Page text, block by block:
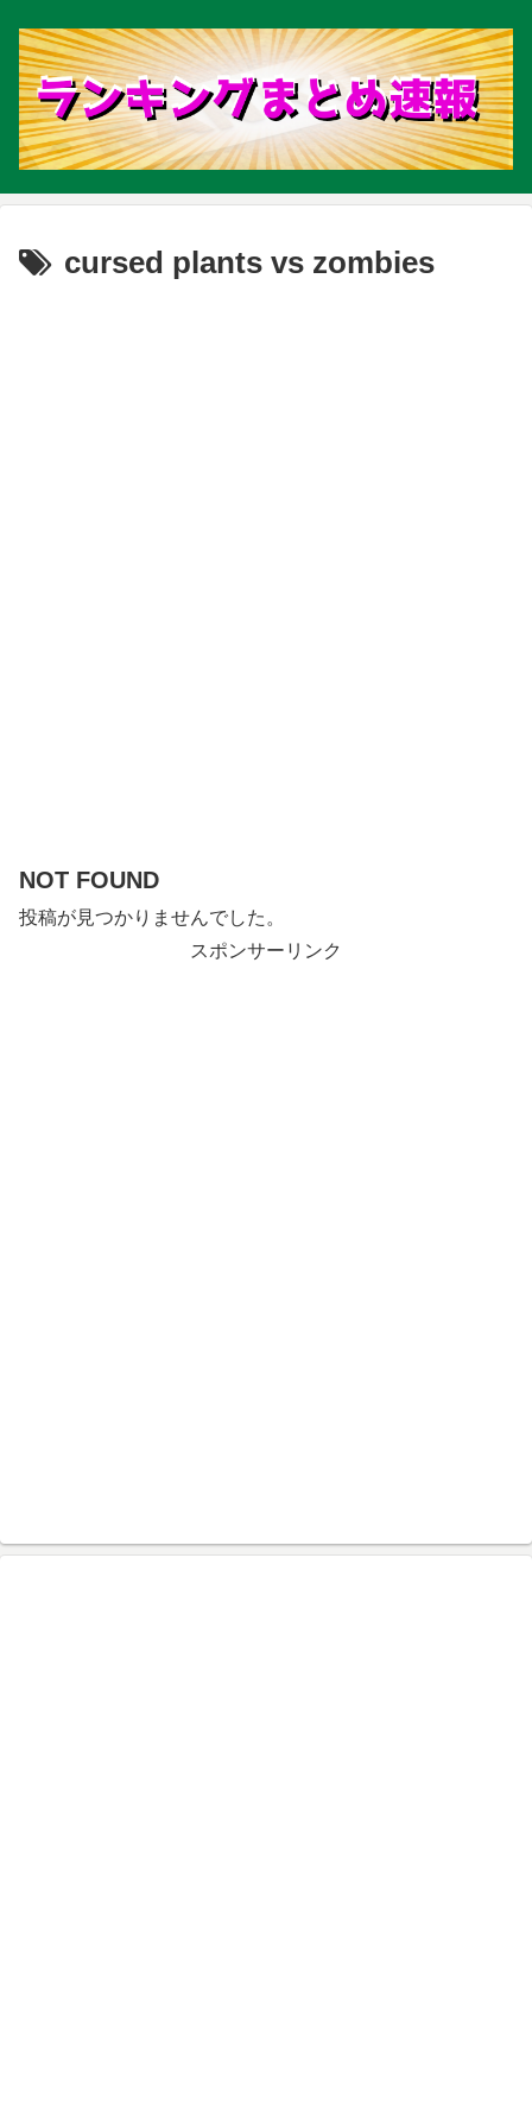
cursed plants vs zombies
NOT FOUND
投稿が見つかりませんでした。
スポンサーリンク